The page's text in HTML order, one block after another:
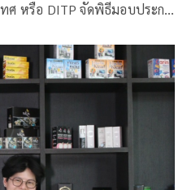
ทศ หรือ DITP จัดพิธีมอบประก…